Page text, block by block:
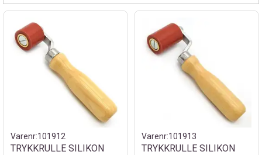
Varenr:101912
TRYKKRULLE SILIKON
Varenr:101913
TRYKKRULLE SILIKON